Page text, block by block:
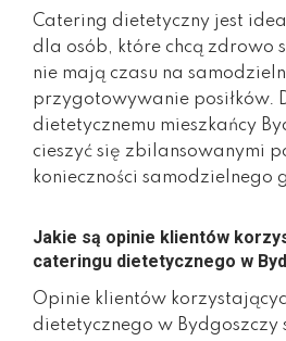
Catering dietetyczny jest
dla osób, które chcą zdrowo
nie mają czasu na
przygotowywanie posiłków.
dietetycznemu mieszkańcy
cieszyć się zbilansowanymi
konieczności samodzielnego
Jakie są opinie klientów
cateringu dietetycznego w
Opinie klientów
dietetycznego w Bydgoszczy